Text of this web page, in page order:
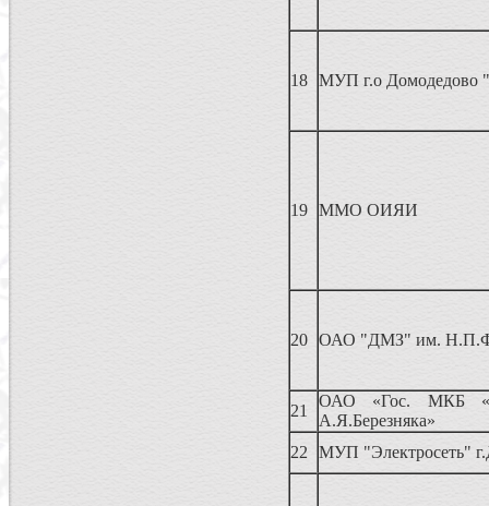
18 МУП г.о Домодедово
19 ММО ОИЯИ
20 ОАО "ДМЗ" им.
21
ОАО «Гос. МКБ
А.Я.Березняка»
22
МУП "Электросеть"